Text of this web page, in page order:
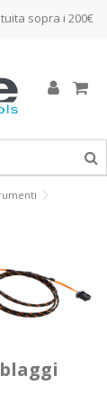
sopra i 200€